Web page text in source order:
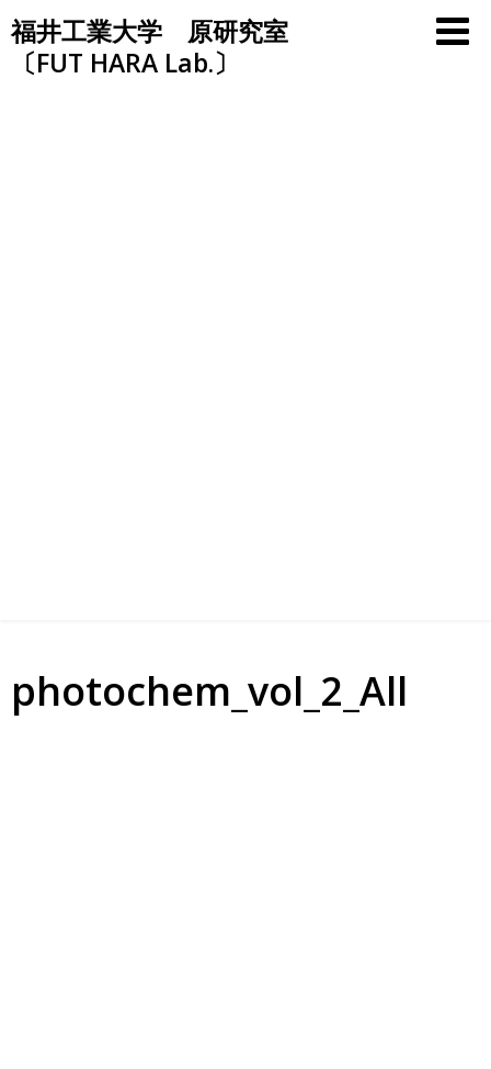
Skip
to
content
福井工業大学 原研究室
〔FUT HARA Lab.〕
photochem_vol_2_All